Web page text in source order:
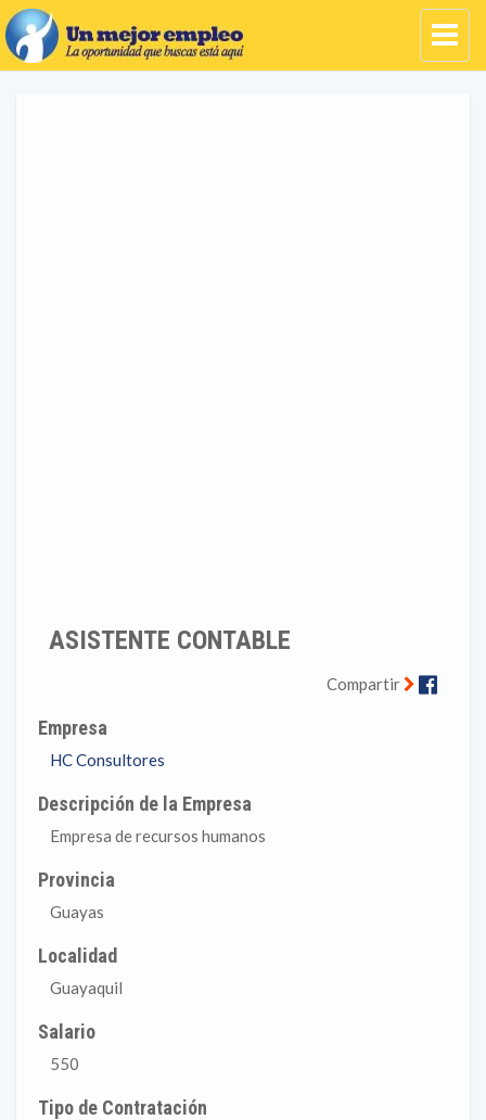
ASISTENTE CONTABLE
Compartir
Empresa
HC Consultores
Descripción de la Empresa
Empresa de recursos humanos
Provincia
Guayas
Localidad
Guayaquil
Salario
550
Tipo de Contratación